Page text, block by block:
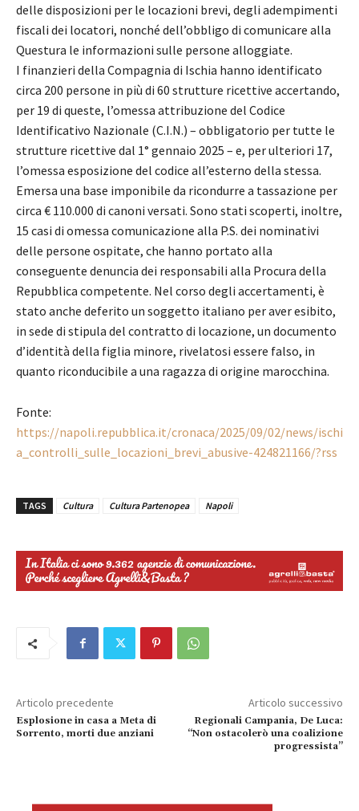
delle disposizioni per le locazioni brevi, degli adempimenti
fiscali dei locatori, nonché dell’obbligo di comunicare alla
Questura le informazioni sulle persone alloggiate.
I finanzieri della Compagnia di Ischia hanno identificato
circa 200 persone in più di 60 strutture ricettive accertando,
per 19 di queste, l’omessa attribuzione del Codice
Identificativo Nazionale (C.I.N.) – obbligatorio per tutte le
strutture ricettive dal 1° gennaio 2025 – e, per ulteriori 17,
l’omessa esposizione del codice all’esterno della stessa.
Emersa una base imponibile da ricondurre a tassazione per
circa € 110.000 di canoni versati. Sono stati scoperti, inoltre,
15 casi di omessa comunicazione alla P.S. dei nominativi
delle persone ospitate, che hanno portato alla
conseguente denuncia dei responsabili alla Procura della
Repubblica competente. Nel corso degli accertamenti, è
stato anche deferito un soggetto italiano per aver esibito,
in sede di stipula del contratto di locazione, un documento
d’identità della figlia minore, rivelatosi essere falso, in
quanto riconducibile a una ragazza di origine marocchina.
Fonte:
https://napoli.repubblica.it/cronaca/2025/09/02/news/ischi
a_controlli_sulle_locazioni_brevi_abusive-424821166/?rss
TAGS Cultura Cultura Partenopea Napoli
Articolo precedente
Esplosione in casa a Meta di
Sorrento, morti due anziani
Articolo successivo
Regionali Campania, De Luca:
“Non ostacolerò una coalizione
progressista”